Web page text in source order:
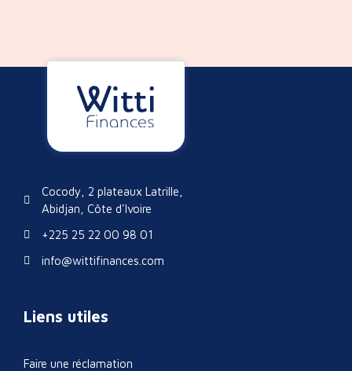
Cocody, 2 plateaux Latrille,
Abidjan, Côte d'Ivoire
+225 25 22 00 98 01
info@wittifinances.com
Liens utiles
Faire une réclamation